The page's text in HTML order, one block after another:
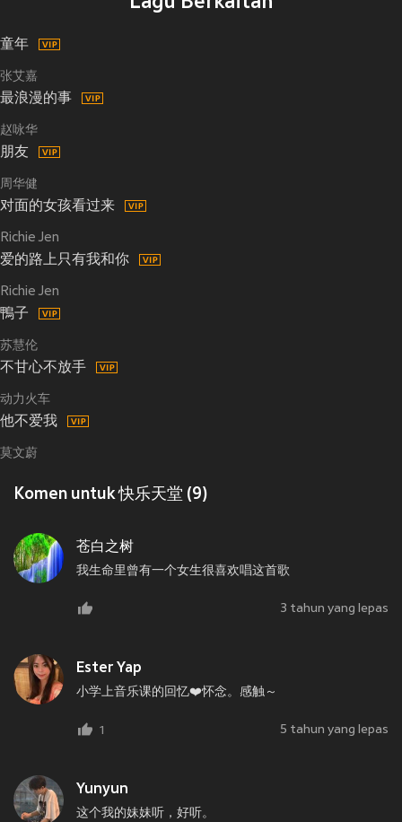
童年
张艾嘉
最浪漫的事
赵咏华
朋友
周华健
对面的女孩看过来
Richie Jen
爱的路上只有我和你
Richie Jen
鴨子
苏慧伦
不甘心不放手
动力火车
他不爱我
莫文蔚
Komen untuk 快乐天堂 (9)
苍白之树
我生命里曾有一个女生很喜欢唱这首歌
3 tahun yang lepas
Ester Yap
小学上音乐课的回忆❤️怀念。感触～
1 5 tahun yang lepas
Yunyun
这个我的妹妹听，好听。